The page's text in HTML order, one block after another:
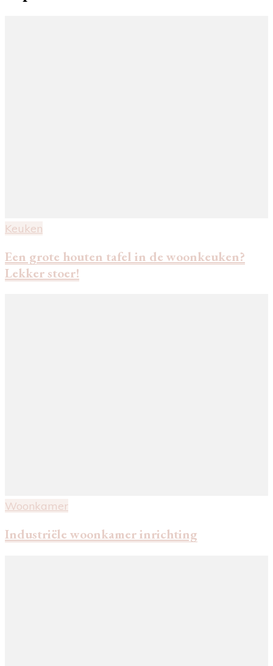
Keuken
Een grote houten tafel in de woonkeuken?
Lekker stoer!
Woonkamer
Industriële woonkamer inrichting